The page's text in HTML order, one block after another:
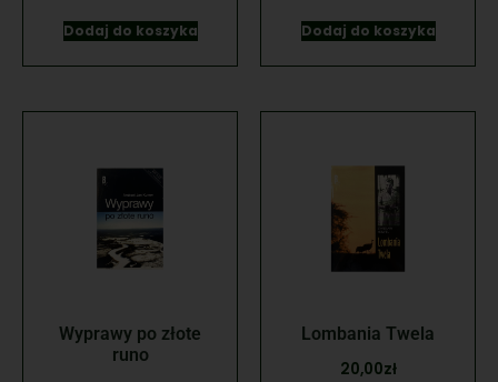
Dodaj do koszyka Dodaj do koszyka
Wyprawy po złote
runo
Lombania Twela
20,00zł